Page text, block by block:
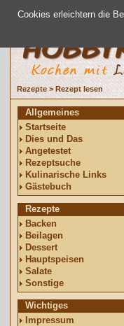
Rezepte > Rezept lesen
Allgemeines
Startseite
Dies und Das
Angetestet
Rezeptsuche
Kulinarische Links
Gästebuch
Rezepte
Backen
Beilagen
Dessert
Hauptspeisen
Salate
Sonstige
Wichtiges
Impressum
Cookies erleichtern die